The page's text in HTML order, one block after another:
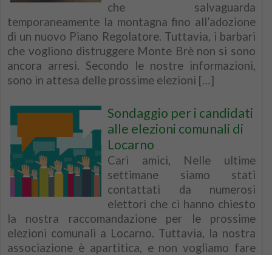
che salvaguarda
temporaneamente la montagna fino all’adozione
di un nuovo Piano Regolatore. Tuttavia, i barbari
che vogliono distruggere Monte Brè non si sono
ancora arresi. Secondo le nostre informazioni,
sono in attesa delle prossime elezioni […]
Sondaggio per i candidati
alle elezioni comunali di
Locarno
Cari amici, Nelle ultime
settimane siamo stati
contattati da numerosi
elettori che ci hanno chiesto
la nostra raccomandazione per le prossime
elezioni comunali a Locarno. Tuttavia, la nostra
associazione è apartitica, e non vogliamo fare